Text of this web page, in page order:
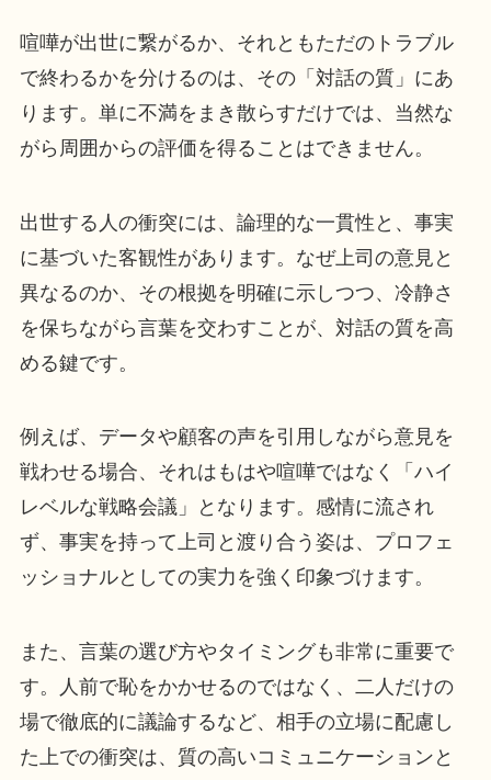
喧嘩が出世に繋がるか、それともただのトラブル
で終わるかを分けるのは、その「対話の質」にあ
ります。単に不満をまき散らすだけでは、当然な
がら周囲からの評価を得ることはできません。
出世する人の衝突には、論理的な一貫性と、事実
に基づいた客観性があります。なぜ上司の意見と
異なるのか、その根拠を明確に示しつつ、冷静さ
を保ちながら言葉を交わすことが、対話の質を高
める鍵です。
例えば、データや顧客の声を引用しながら意見を
戦わせる場合、それはもはや喧嘩ではなく「ハイ
レベルな戦略会議」となります。感情に流され
ず、事実を持って上司と渡り合う姿は、プロフェ
ッショナルとしての実力を強く印象づけます。
また、言葉の選び方やタイミングも非常に重要で
す。人前で恥をかかせるのではなく、二人だけの
場で徹底的に議論するなど、相手の立場に配慮し
た上での衝突は、質の高いコミュニケーションと